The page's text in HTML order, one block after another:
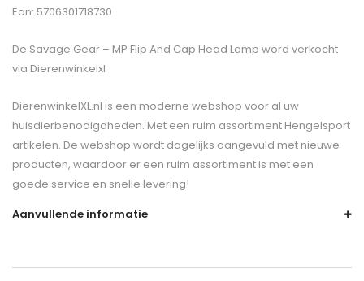
Ean: 5706301718730
De Savage Gear – MP Flip And Cap Head Lamp word verkocht
via Dierenwinkelxl
DierenwinkelXL.nl is een moderne webshop voor al uw
huisdierbenodigdheden. Met een ruim assortiment Hengelsport
artikelen. De webshop wordt dagelijks aangevuld met nieuwe
producten, waardoor er een ruim assortiment is met een
goede service en snelle levering!
Aanvullende informatie